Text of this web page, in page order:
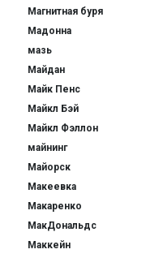
Магнитная буря
Мадонна
мазь
Майдан
Майк Пенс
Майкл Бэй
Майкл Фэллон
майнинг
Майорск
Макеевка
Макаренко
МакДональдс
Маккейн